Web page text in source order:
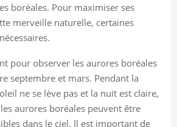
boréales. Pour maximiser ses
merveille naturelle, certaines
pour observer les aurores boréales
septembre et mars. Pendant la
ne se lève pas et la nuit est claire,
aurores boréales peuvent être
dans le ciel. Il est important de